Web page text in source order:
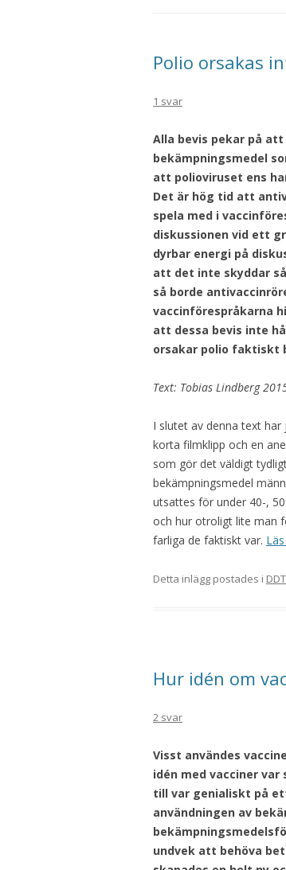
Polio orsakas
1 svar
Alla bevis pekar på
bekämpningsmedel
att polioviruset ens
Det är hög tid att
spela med i
diskussionen vid ett
dyrbar energi på
att det inte skyddar
så borde
vaccinförespråkarna
att dessa bevis inte
orsakar polio faktiskt
Text: Tobias Lindberg
I slutet av denna text har
korta filmklipp och en
som gör det väldigt
bekämpningsmedel
utsattes för under 40-,
och hur otroligt lite man
farliga de faktiskt var.
Detta inlägg postades i DDT
Hur idén om
2 svar
Visst användes
idén med vacciner
till var genialiskt på
användningen av
undvek att behöva